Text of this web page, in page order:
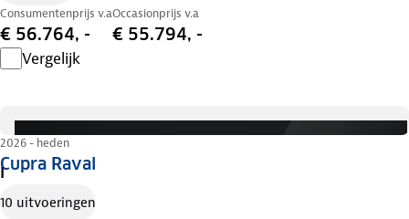
Consumentenprijs v.a
€ 56.764, -
Occasionprijs v.a
€ 55.794, -
Vergelijk
Cupra Raval
2026 - heden
I
10 uitvoeringen